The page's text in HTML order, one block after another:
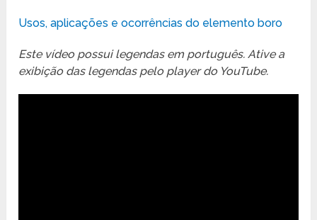
Usos, aplicações e ocorrências do elemento boro
Este vídeo possui legendas em português. Ative a
exibição das legendas pelo player do YouTube.